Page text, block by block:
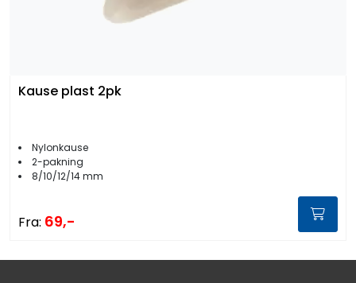
Kause plast 2pk
Nylonkause
2-pakning
8/10/12/14 mm
Fra: 69,-